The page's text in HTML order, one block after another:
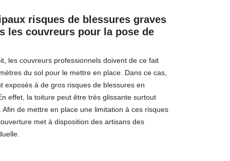
risques de blessures graves
les couvreurs pour la pose de
les couvreurs professionnels doivent de ce fait
du sol pour le mettre en place. Dans ce cas,
exposés à de gros risques de blessures en
effet, la toiture peut être très glissante surtout
de mettre en place une limitation à ces risques
met à disposition des artisans des